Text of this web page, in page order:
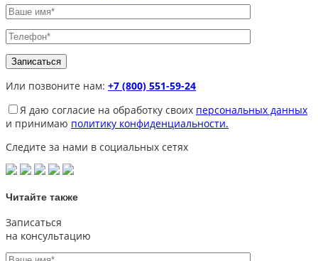
Или позвоните нам: +7 (800) 551-59-24
Я даю согласие на обработку своих персональных данных
и принимаю политику конфиденциальности.
Следите за нами в социальных сетях
Читайте также
Записаться
на консультацию